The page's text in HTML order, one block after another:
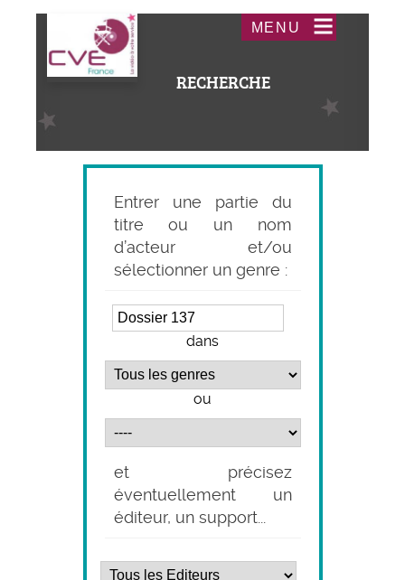
contenu
principal
menu
MENU
RECHERCHE
Entrer une partie du
titre ou un nom
d’acteur et/ou
sélectionner un genre :
dans
ou
et précisez
éventuellement un
éditeur, un support...